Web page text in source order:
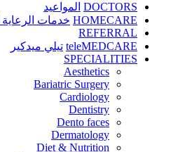
DOCTORS المواعيد
HOMECARE خدمات الرعاية
REFERRAL
teleMEDCARE تيلي ميدكير
SPECIALITIES
Aesthetics
Bariatric Surgery
Cardiology
Dentistry
Dento faces
Dermatology
Diet & Nutrition